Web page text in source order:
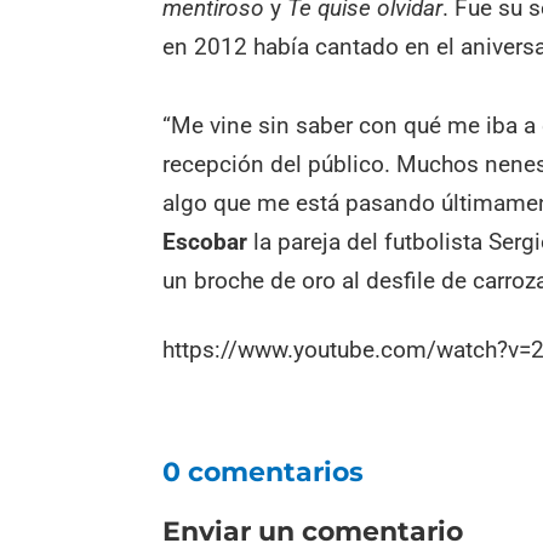
mentiroso y Te quise olvidar. Fue su
en 2012 había cantado en el
“Me vine sin saber con qué me iba
recepción del público. Muchos
algo que me está pasando
Escobar la pareja del futbolista
un broche de oro al desfile de
https://www.youtube.com/
0 comentarios
Enviar un comentario